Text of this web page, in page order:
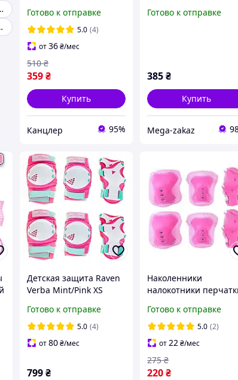
для детей
Eagle KN-04,
регулируемые, для
локтей и колен,
военные
Готово к отправке
5.0 (4)
от36₴/мес
359₴
510 ₴
Купить
Канцлер 95%
SP-Sport 8818-1:
Готово к отправке
385₴
Купить
Mega-zakaz
Детская защита Raven
Verba Mint/Pink XS
Готово к отправке
5.0 (4)
от80₴/мес
799₴
Наколенники
налокотники
безопасного катания
Детская подростковая
защита для
Готово к отправке
5.0 (2)
от22 ₴/мес
220₴
275 ₴